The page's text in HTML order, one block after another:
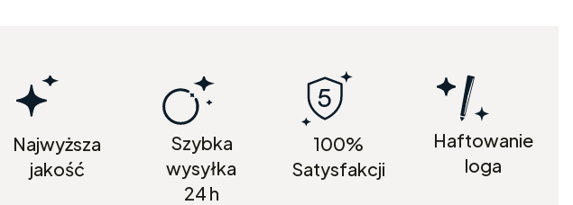
Najwyższa
jakość
Szybka
wysyłka
24 h
100%
Satysfakcji
Haftowanie
loga